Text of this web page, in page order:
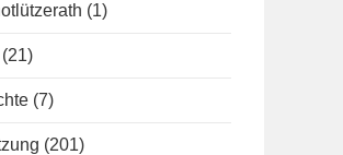
(1)
(21)
(7)
(201)